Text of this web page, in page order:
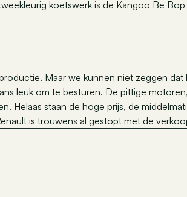
koetswerk is de Kangoo Be
Maar we kunnen niet zeggen
leuk om te besturen. De pittige
Helaas staan de hoge prijs, de
is trouwens al gestopt met de